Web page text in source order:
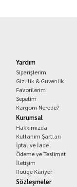
Yardım
Siparişlerim
Gizlilik & Güvenlik
Favorilerim
Sepetim
Kargom Nerede?
Kurumsal
Hakkımızda
Kullanım Şartları
İptal ve İade
Ödeme ve Teslimat
İletişim
Rouge Kariyer
Sözleşmeler